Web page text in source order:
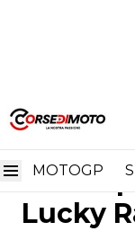
MOTOGP
Home In Pista
CIV
amara
Lucky